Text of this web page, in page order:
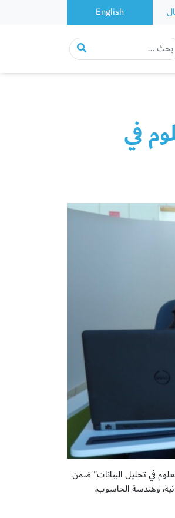
English
في
في تحليل البيانات" ضمن
وهندسة الحاسوب،